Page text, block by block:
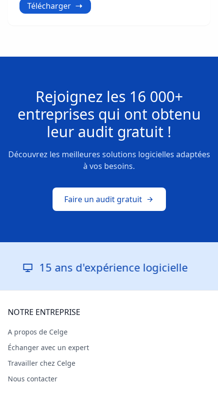
Télécharger
Rejoignez les 16 000+
entreprises qui ont obtenu
leur audit gratuit !
Découvrez les meilleures solutions logicielles adaptées
à vos besoins.
Faire un audit gratuit
15 ans d'expérience logicielle
NOTRE ENTREPRISE
A propos de Celge
Échanger avec un expert
Travailler chez Celge
Nous contacter